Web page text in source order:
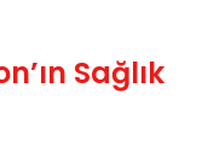
Sağlık